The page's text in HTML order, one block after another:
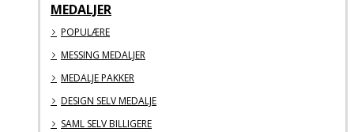
MEDALJER
POPULÆRE
MESSING MEDALJER
MEDALJE PAKKER
DESIGN SELV MEDALJE
SAML SELV BILLIGERE